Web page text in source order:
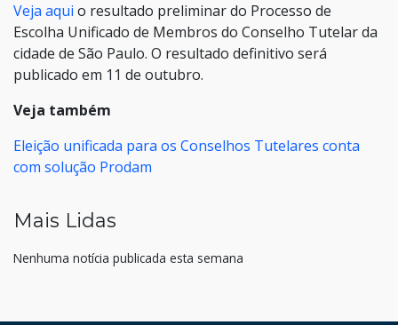
Veja aqui o resultado preliminar do Processo de
Escolha Unificado de Membros do Conselho Tutelar da
cidade de São Paulo. O resultado definitivo será
publicado em 11 de outubro.
Veja também
Eleição unificada para os Conselhos Tutelares conta
com solução Prodam
Mais Lidas
Nenhuma notícia publicada esta semana